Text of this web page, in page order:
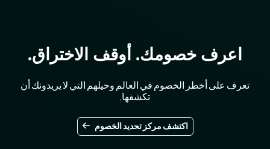
اعرف خصومك. أوقف الاختراق.
تعرف على أخطر الخصوم في العالم وحيلهم التي لا يريدونك أن
تكشفها.
اكتشف مركز تحديد الخصوم